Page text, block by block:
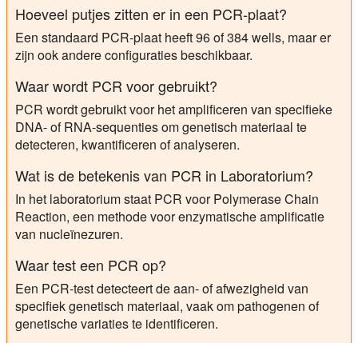
Hoeveel putjes zitten er in een PCR-plaat?
Een standaard PCR-plaat heeft 96 of 384 wells, maar er
zijn ook andere configuraties beschikbaar.
Waar wordt PCR voor gebruikt?
PCR wordt gebruikt voor het amplificeren van specifieke
DNA- of RNA-sequenties om genetisch materiaal te
detecteren, kwantificeren of analyseren.
Wat is de betekenis van PCR in Laboratorium?
In het laboratorium staat PCR voor Polymerase Chain
Reaction, een methode voor enzymatische amplificatie
van nucleïnezuren.
Waar test een PCR op?
Een PCR-test detecteert de aan- of afwezigheid van
specifiek genetisch materiaal, vaak om pathogenen of
genetische variaties te identificeren.